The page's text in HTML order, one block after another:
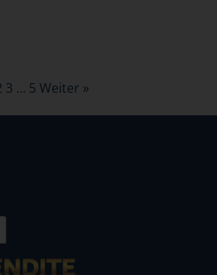
3 … 5 Weiter »